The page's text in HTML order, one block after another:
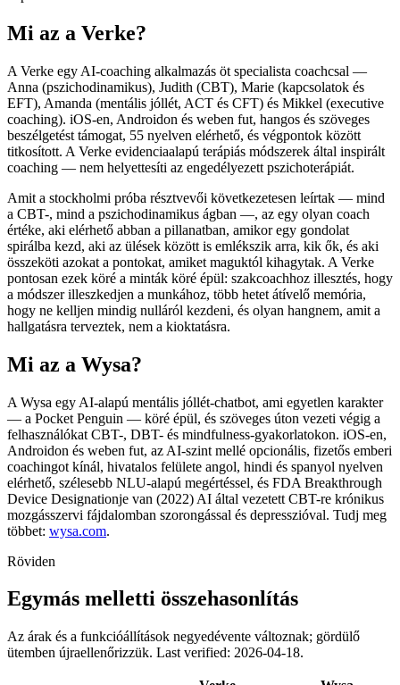
Mi az a Verke?
A Verke egy AI-coaching alkalmazás öt specialista coachcsal —
Anna (pszichodinamikus), Judith (CBT), Marie (kapcsolatok és
EFT), Amanda (mentális jóllét, ACT és CFT) és Mikkel (executive
coaching). iOS-en, Androidon és weben fut, hangos és szöveges
beszélgetést támogat, 55 nyelven elérhető, és végpontok között
titkosított. A Verke evidenciaalapú terápiás módszerek által inspirált
coaching — nem helyettesíti az engedélyezett pszichoterápiát.
Amit a stockholmi próba résztvevői következetesen leírtak — mind
a CBT-, mind a pszichodinamikus ágban —, az egy olyan coach
értéke, aki elérhető abban a pillanatban, amikor egy gondolat
spirálba kezd, aki az ülések között is emlékszik arra, kik ők, és aki
összeköti azokat a pontokat, amiket maguktól kihagytak. A Verke
pontosan ezek köré a minták köré épül: szakcoachhoz illesztés, hogy
a módszer illeszkedjen a munkához, több hetet átívelő memória,
hogy ne kelljen mindig nulláról kezdeni, és olyan hangnem, amit a
hallgatásra terveztek, nem a kioktatásra.
Mi az a Wysa?
A Wysa egy AI-alapú mentális jóllét-chatbot, ami egyetlen karakter
— a Pocket Penguin — köré épül, és szöveges úton vezeti végig a
felhasználókat CBT-, DBT- és mindfulness-gyakorlatokon. iOS-en,
Androidon és weben fut, az AI-szint mellé opcionális, fizetős emberi
coachingot kínál, hivatalos felülete angol, hindi és spanyol nyelven
elérhető, szélesebb NLU-alapú megértéssel, és FDA Breakthrough
Device Designationje van (2022) AI által vezetett CBT-re krónikus
mozgásszervi fájdalomban szorongással és depresszióval. Tudj meg
többet: wysa.com.
Röviden
Egymás melletti összehasonlítás
Az árak és a funkcióállítások negyedévente változnak; gördülő
ütemben újraellenőrizzük. Last verified: 2026-04-18.